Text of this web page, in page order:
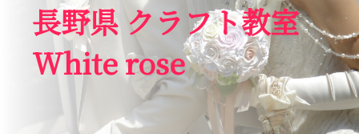
長野県 クラフト教室
White rose